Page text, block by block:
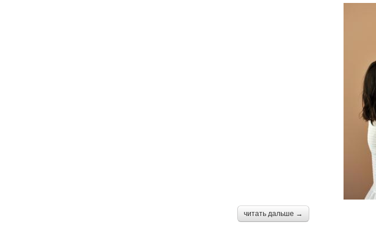
читать дальше →